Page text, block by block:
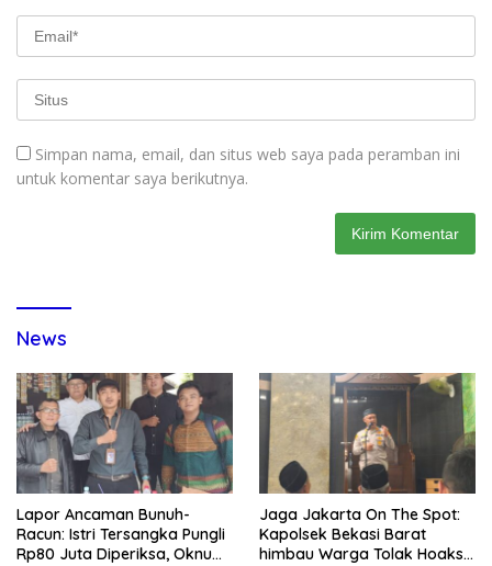
Simpan nama, email, dan situs web saya pada peramban ini
untuk komentar saya berikutnya.
News
Lapor Ancaman Bunuh-
Racun: Istri Tersangka Pungli
Rp80 Juta Diperiksa, Oknum
Jaga Jakarta On The Spot:
Kapolsek Bekasi Barat
himbau Warga Tolak Hoaks